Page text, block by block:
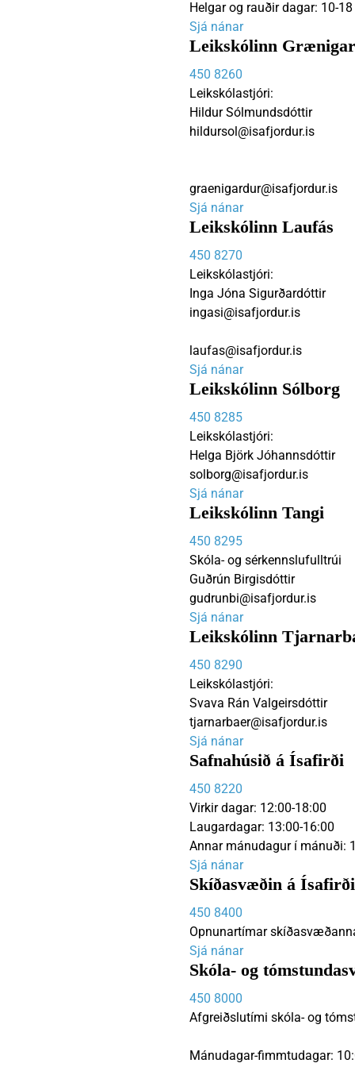
Helgar og rauðir dagar: 10-18
Sjá nánar
Leikskólinn
450 8260
Leikskólastjóri:
Hildur Sólmundsdóttir
hildursol@isafjordur.is
graenigardur@isafjordur.is
Sjá nánar
Leikskólinn Laufás
450 8270
Leikskólastjóri:
Inga Jóna Sigurðardóttir
ingasi@isafjordur.is
laufas@isafjordur.is
Sjá nánar
Leikskólinn Sólborg
450 8285
Leikskólastjóri:
Helga Björk Jóhannsdóttir
solborg@isafjordur.is
Sjá nánar
Leikskólinn Tangi
450 8295
Skóla- og sérkennslufulltrúi
Guðrún Birgisdóttir
gudrunbi@isafjordur.is
Sjá nánar
Leikskólinn
450 8290
Leikskólastjóri:
Svava Rán Valgeirsdóttir
tjarnarbaer@isafjordur.is
Sjá nánar
Safnahúsið á Ísafirði
450 8220
Virkir dagar: 12:00-18:00
Laugardagar: 13:00-16:00
Annar mánudagur í mánuði:
Sjá nánar
Skíðasvæðin á
450 8400
Opnunartímar
Sjá nánar
Skóla- og
450 8000
Afgreiðslutími skóla- og
Mánudagar-fimmtudagar: